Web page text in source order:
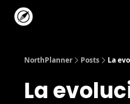
NorthPlanner Posts La
La